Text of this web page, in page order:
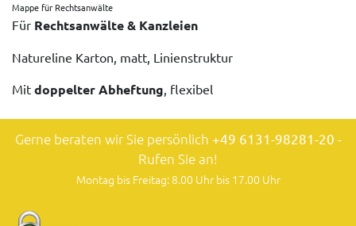
Mappe für Rechtsanwälte
Für Rechtsanwälte & Kanzleien
Natureline Karton, matt, Linienstruktur
Mit doppelter Abheftung, flexibel
Gerne beraten wir Sie persönlich +49 6131-98281-20 -
Rufen Sie an!
Montag bis Freitag: 8.00 Uhr bis 17.00 Uhr